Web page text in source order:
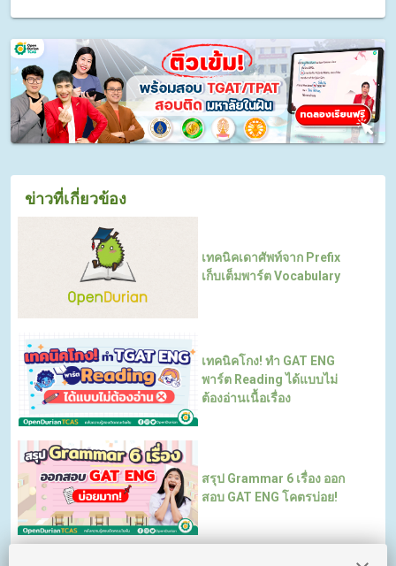
ข่าวที่เกี่ยวข้อง
เทคนิคเดาศัพท์จาก Prefix
เก็บเต็มพาร์ต Vocabulary
เทคนิคโกง! ทำ GAT ENG
พาร์ต Reading ได้แบบไม่
ต้องอ่านเนื้อเรื่อง
สรุป Grammar 6 เรื่อง ออก
สอบ GAT ENG โคตรบ่อย!